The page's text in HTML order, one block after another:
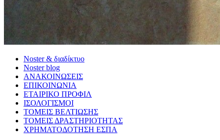
Noster & διαδίκτυο
Noster blog
ΑΝΑΚΟΙΝΩΣΕΙΣ
ΕΠΙΚΟΙΝΩΝΙΑ
ΕΤΑΙΡΙΚΟ ΠΡΟΦΙΛ
ΙΣΟΛΟΓΙΣΜΟΙ
ΤΟΜΕΙΣ ΒΕΛΤΙΩΣΗΣ
ΤΟΜΕΙΣ ΔΡΑΣΤΗΡΙΟΤΗΤΑΣ
ΧΡΗΜΑΤΟΔΟΤΗΣΗ ΕΣΠΑ